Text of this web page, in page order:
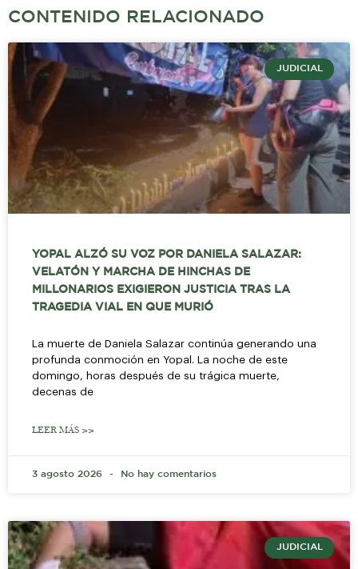
CONTENIDO RELACIONADO
JUDICIAL
YOPAL ALZÓ SU VOZ POR DANIELA SALAZAR:
VELATÓN Y MARCHA DE HINCHAS DE
MILLONARIOS EXIGIERON JUSTICIA TRAS LA
TRAGEDIA VIAL EN QUE MURIÓ
La muerte de Daniela Salazar continúa generando una
profunda conmoción en Yopal. La noche de este
domingo, horas después de su trágica muerte,
decenas de
LEER MÁS >>
3 agosto 2026 No hay comentarios
JUDICIAL